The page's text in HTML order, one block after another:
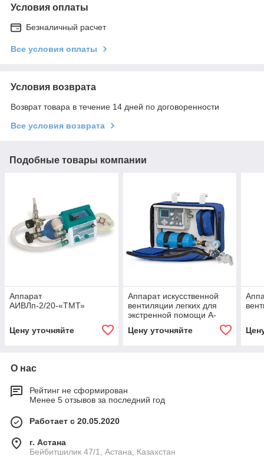
Условия оплаты
Безналичный расчет
Все условия оплаты
Условия возврата
Возврат товара в течение 14 дней по договоренности
Все условия возврата
Подобные товары компании
Аппарат
АИВЛп-2/20-«ТМТ»
Цену уточняйте
Аппарат искусственной
вентиляции легких для
экстренной помощи А-
Цену уточняйте
О нас
Рейтинг не сформирован
Менее 5 отзывов за последний год
Работает с 20.05.2020
г. Астана
Бейбитшилик 47/1, Астана, Казахстан